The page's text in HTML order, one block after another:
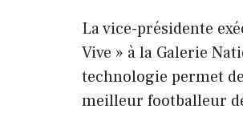
La vice-présidente
Vive » à la Galerie
technologie permet
meilleur footballeur